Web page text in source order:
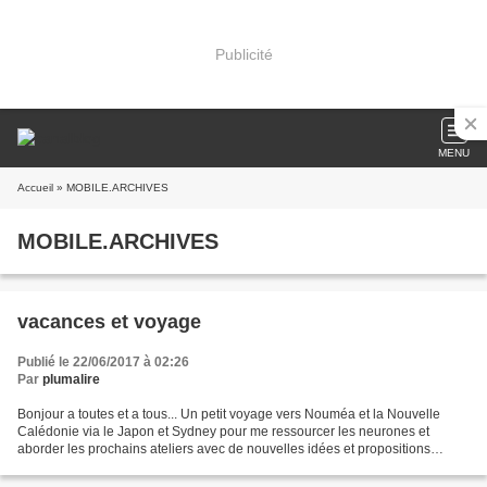
Publicité
MENU
Accueil » MOBILE.ARCHIVES
MOBILE.ARCHIVES
vacances et voyage
Publié le 22/06/2017 à 02:26
Par plumalire
Bonjour a toutes et a tous... Un petit voyage vers Nouméa et la Nouvelle
Calédonie via le Japon et Sydney pour me ressourcer les neurones et
aborder les prochains ateliers avec de nouvelles idées et propositions